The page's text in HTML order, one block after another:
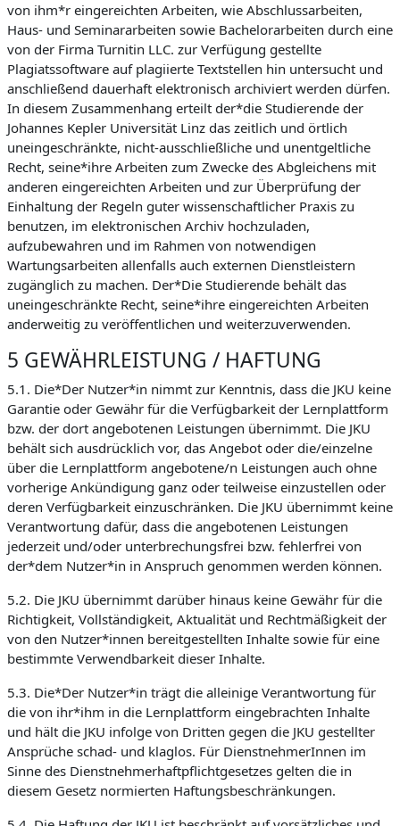
von ihm*r eingereichten Arbeiten, wie Abschlussarbeiten,
Haus- und Seminararbeiten sowie Bachelorarbeiten durch eine
von der Firma Turnitin LLC. zur Verfügung gestellte
Plagiatssoftware auf plagiierte Textstellen hin untersucht und
anschließend dauerhaft elektronisch archiviert werden dürfen.
In diesem Zusammenhang erteilt der*die Studierende der
Johannes Kepler Universität Linz das zeitlich und örtlich
uneingeschränkte, nicht-ausschließliche und unentgeltliche
Recht, seine*ihre Arbeiten zum Zwecke des Abgleichens mit
anderen eingereichten Arbeiten und zur Überprüfung der
Einhaltung der Regeln guter wissenschaftlicher Praxis zu
benutzen, im elektronischen Archiv hochzuladen,
aufzubewahren und im Rahmen von notwendigen
Wartungsarbeiten allenfalls auch externen Dienstleistern
zugänglich zu machen. Der*Die Studierende behält das
uneingeschränkte Recht, seine*ihre eingereichten Arbeiten
anderweitig zu veröffentlichen und weiterzuverwenden.
5 GEWÄHRLEISTUNG / HAFTUNG
5.1. Die*Der Nutzer*in nimmt zur Kenntnis, dass die JKU keine
Garantie oder Gewähr für die Verfügbarkeit der Lernplattform
bzw. der dort angebotenen Leistungen übernimmt. Die JKU
behält sich ausdrücklich vor, das Angebot oder die/einzelne
über die Lernplattform angebotene/n Leistungen auch ohne
vorherige Ankündigung ganz oder teilweise einzustellen oder
deren Verfügbarkeit einzuschränken. Die JKU übernimmt keine
Verantwortung dafür, dass die angebotenen Leistungen
jederzeit und/oder unterbrechungsfrei bzw. fehlerfrei von
der*dem Nutzer*in in Anspruch genommen werden können.
5.2. Die JKU übernimmt darüber hinaus keine Gewähr für die
Richtigkeit, Vollständigkeit, Aktualität und Rechtmäßigkeit der
von den Nutzer*innen bereitgestellten Inhalte sowie für eine
bestimmte Verwendbarkeit dieser Inhalte.
5.3. Die*Der Nutzer*in trägt die alleinige Verantwortung für
die von ihr*ihm in die Lernplattform eingebrachten Inhalte
und hält die JKU infolge von Dritten gegen die JKU gestellter
Ansprüche schad- und klaglos. Für DienstnehmerInnen im
Sinne des Dienstnehmerhaftpflichtgesetzes gelten die in
diesem Gesetz normierten Haftungsbeschränkungen.